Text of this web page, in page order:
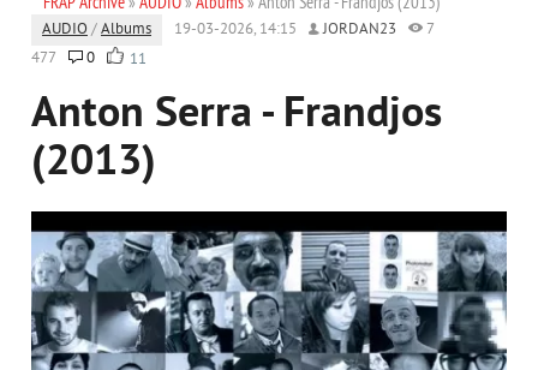
AUDIO /Albums 19-03-2026, 14:15 JORDAN23
7
477
0 11
Anton Serra - Frandjos
(2013)